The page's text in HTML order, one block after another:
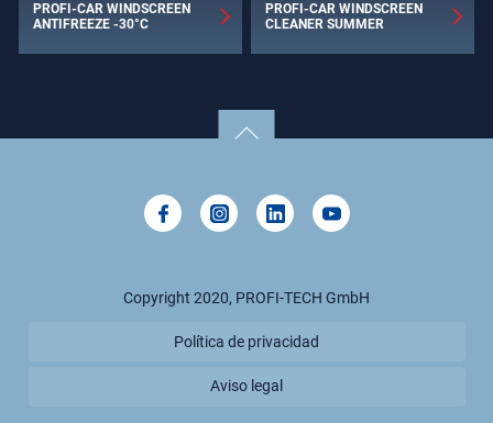
PROFI-CAR WINDSCREEN
ANTIFREEZE -30°C
PROFI-CAR WINDSCREEN
CLEANER SUMMER
Copyright 2020, PROFI-TECH GmbH
Política de privacidad
Aviso legal